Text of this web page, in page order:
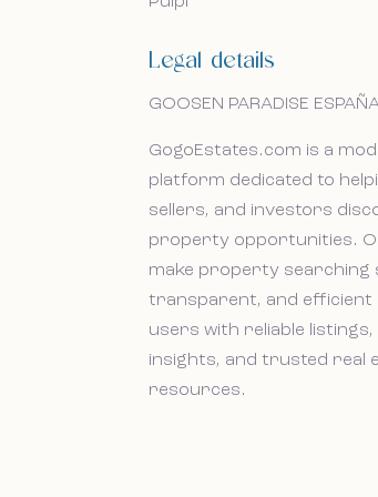
I accept the cookie
Subscribe to our
I accept the cookie
Subscribe to our
Legal details
GOOSEN PARADISE
GogoEstates.com is a
platform dedicated to
sellers, and investors
property opportunities.
make property searching
transparent, and efficient
users with reliable
insights, and trusted real
resources.